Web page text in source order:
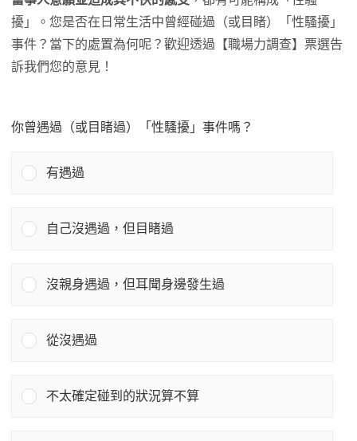
擾」。您是否在日常生活中曾經碰過（或目睹）「性騷擾」
事件？當下的處置為何呢？歡迎透過【職場力調查】票選告
訴我們您的意見！
你曾遇過（或目睹過）「性騷擾」事件嗎？
有遇過
自己沒遇過，但目睹過
沒親身遇過，但耳聞身邊發生過
從沒遇過
不太確定碰到的狀況算不算